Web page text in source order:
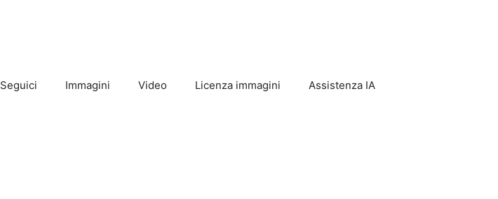
Seguici Immagini Video Licenza immagini Assistenza IA